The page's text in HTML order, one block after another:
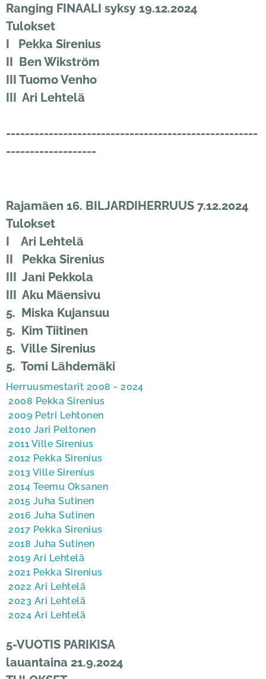
Ranging FINAALI syksy 19.12.2024
Tulokset
I Pekka Sirenius
II Ben Wikström
III Tuomo Venho
III Ari Lehtelä
-----------------------------------------------------
-------------------
Rajamäen 16. BILJARDIHERRUUS 7.12.2024
Tulokset
I Ari Lehtelä
II Pekka Sirenius
III Jani Pekkola
III Aku Mäensivu
5. Miska Kujansuu
5. Kim Tiitinen
5. Ville Sirenius
5. Tomi Lähdemäki
Herruusmestarit 2008 - 2024
2008 Pekka Sirenius
2009 Petri Lehtonen
2010 Jari Peltonen
2011 Ville Sirenius
2012 Pekka Sirenius
2013 Ville Sirenius
2014 Teemu Oksanen
2015 Juha Sutinen
2016 Juha Sutinen
2017 Pekka Sirenius
2018 Juha Sutinen
2019 Ari Lehtelä
2021 Pekka Sirenius
2022 Ari Lehtelä
2023 Ari Lehtelä
2024 Ari Lehtelä
5-VUOTIS PARIKISA
lauantaina 21.9.2024